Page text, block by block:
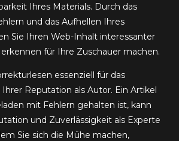
Ihres Materials. Durch das
und das Aufhellen Ihres
Sie Ihren Web-Inhalt interessanter
für Ihre Zuschauer machen.
essenziell für das
Reputation als Autor. Ein Artikel
mit Fehlern gehalten ist, kann
und Zuverlässigkeit als Experte
Sie sich die Mühe machen,